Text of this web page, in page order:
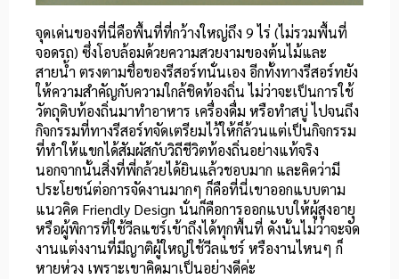
จุดเด่นของที่นี่คือพื้นที่ที่กว้างใหญ่ถึง 9 ไร่ (ไม่รวมพื้นที่
จอดรถ) ซึ่งโอบล้อมด้วยความสวยงามของต้นไม้และ
สายน้ำ ตรงตามชื่อของรีสอร์ทนั่นเอง อีกทั้งทางรีสอร์ทยัง
ให้ความสำคัญกับความใกล้ชิดท้องถิ่น ไม่ว่าจะเป็นการใช้
วัตถุดิบท้องถิ่นมาทำอาหาร เครื่องดื่ม หรือทำสบู่ ไปจนถึง
กิจกรรมที่ทางรีสอร์ทจัดเตรียมไว้ให้ก็ล้วนแต่เป็นกิจกรรม
ที่ทำให้แขกได้สัมผัสกับวิถีชีวิตท้องถิ่นอย่างแท้จริง
นอกจากนั้นสิ่งที่พี่กล้วยได้ยินแล้วชอบมาก และคิดว่ามี
ประโยชน์ต่อการจัดงานมากๆ ก็คือที่นี่เขาออกแบบตาม
แนวคิด Friendly Design นั่นก็คือการออกแบบให้ผู้สูงอายุ
หรือผู้พิการที่ใช้วีลแชร์เข้าถึงได้ทุกพื้นที่ ดังนั้นไม่ว่าจะจัด
งานแต่งงานที่มีญาติผู้ใหญ่ใช้วีลแชร์ หรืองานไหนๆ ก็
หายห่วง เพราะเขาคิดมาเป็นอย่างดีค่ะ